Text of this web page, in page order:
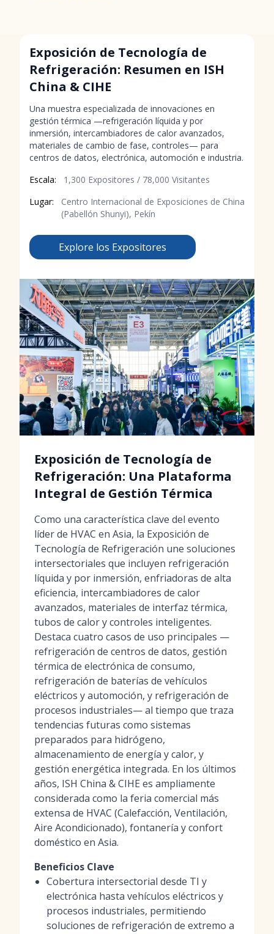
Exposición de Tecnología de
Refrigeración: Resumen en ISH
China & CIHE
Una muestra especializada de innovaciones en
gestión térmica —refrigeración líquida y por
inmersión, intercambiadores de calor avanzados,
materiales de cambio de fase, controles— para
centros de datos, electrónica, automoción e industria.
Escala:
1,300 Expositores / 78,000 Visitantes
Lugar:
Centro Internacional de Exposiciones de China
(Pabellón Shunyi), Pekín
Explore los Expositores
Exposición de Tecnología de
Refrigeración: Una Plataforma
Integral de Gestión Térmica
Como una característica clave del evento
líder de HVAC en Asia, la Exposición de
Tecnología de Refrigeración une soluciones
intersectoriales que incluyen refrigeración
líquida y por inmersión, enfriadoras de alta
eficiencia, intercambiadores de calor
avanzados, materiales de interfaz térmica,
tubos de calor y controles inteligentes.
Destaca cuatro casos de uso principales —
refrigeración de centros de datos, gestión
térmica de electrónica de consumo,
refrigeración de baterías de vehículos
eléctricos y automoción, y refrigeración de
procesos industriales— al tiempo que traza
tendencias futuras como sistemas
preparados para hidrógeno,
almacenamiento de energía y calor, y
gestión energética integrada. En los últimos
años, ISH China & CIHE es ampliamente
considerada como la feria comercial más
extensa de HVAC (Calefacción, Ventilación,
Aire Acondicionado), fontanería y confort
doméstico en Asia.
Beneficios Clave
Cobertura intersectorial desde TI y
electrónica hasta vehículos eléctricos y
procesos industriales, permitiendo
soluciones de refrigeración de extremo a